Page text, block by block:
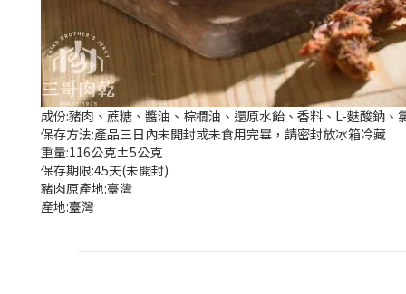
成份:豬肉、蔗糖、醬油、棕櫚油、還原水飴、香料、L-麩酸鈉
保存方法:產品三日內未開封或未食用完畢，請密封放冰箱冷藏
重量:116公克±5公克
保存期限:45天(未開封)
豬肉原產地:臺灣
產地:臺灣